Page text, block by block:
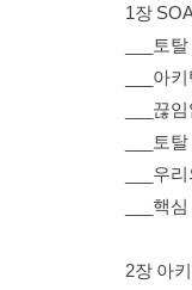
1장
___토
___아
___끊
___토
___우
___핵
2장 아